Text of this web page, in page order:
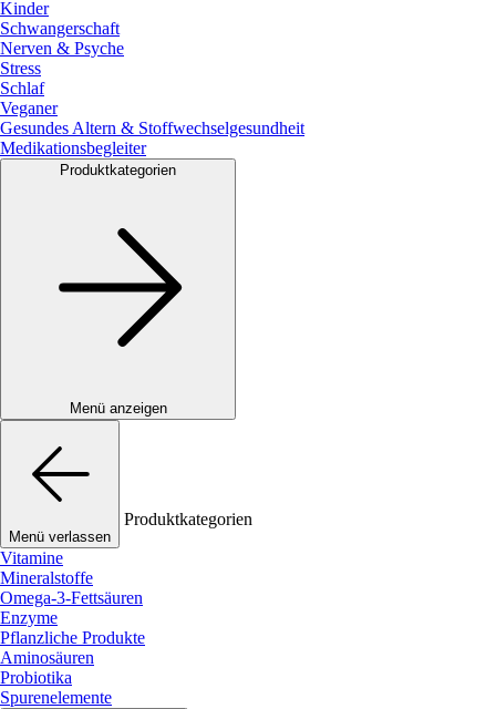
Kinder
Schwangerschaft
Nerven & Psyche
Stress
Schlaf
Veganer
Gesundes Altern & Stoffwechselgesundheit
Medikationsbegleiter
Produktkategorien
Menü anzeigen
Menü verlassen
Produktkategorien
Vitamine
Mineralstoffe
Omega-3-Fettsäuren
Enzyme
Pflanzliche Produkte
Aminosäuren
Probiotika
Spurenelemente